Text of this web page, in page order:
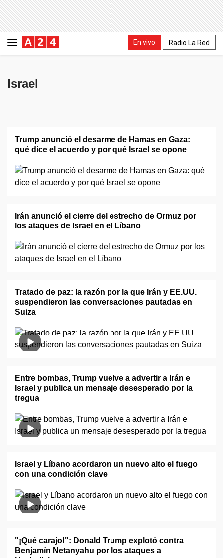
En vivo Radio La Red
Israel
Trump anunció el desarme de Hamas en Gaza:
qué dice el acuerdo y por qué Israel se opone
Irán anunció el cierre del estrecho de Ormuz por
los ataques de Israel en el Líbano
Tratado de paz: la razón por la que Irán y EE.UU.
suspendieron las conversaciones pautadas en
Suiza
Entre bombas, Trump vuelve a advertir a Irán e
Israel y publica un mensaje desesperado por la
tregua
Israel y Líbano acordaron un nuevo alto el fuego
con una condición clave
"¡Qué carajo!": Donald Trump explotó contra
Benjamín Netanyahu por los ataques a